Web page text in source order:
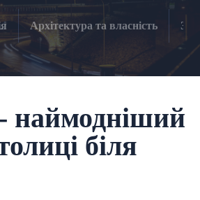
Архітектура та власність
наймодніший
біля